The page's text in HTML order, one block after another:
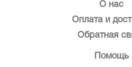
О нас
Оплата и
Обратная
Помощь